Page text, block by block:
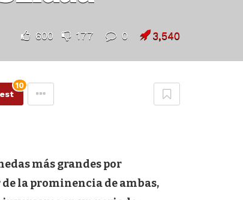
600 177 0 3,540
10
más grandes por
la prominencia de ambas,